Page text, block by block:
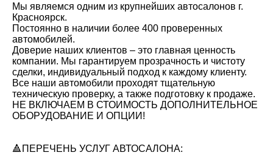
Мы являемся одним из крупнейших автосалонов г.
Красноярск.
Постоянно в наличии более 400 проверенных
автомобилей.
Доверие наших клиентов – это главная ценность
компании. Мы гарантируем прозрачность и чистоту
сделки, индивидуальный подход к каждому клиенту.
Все наши автомобили проходят тщательную
техническую проверку, а также подготовку к продаже.
НЕ ВКЛЮЧАЕМ В СТОИМОСТЬ ДОПОЛНИТЕЛЬНОЕ
ОБОРУДОВАНИЕ И ОПЦИИ!
🔺ПЕРЕЧЕНЬ УСЛУГ АВТОСАЛОНА: